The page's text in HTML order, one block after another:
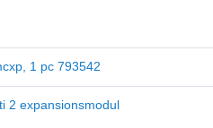
1 pc 793542
2 expansionsmodul